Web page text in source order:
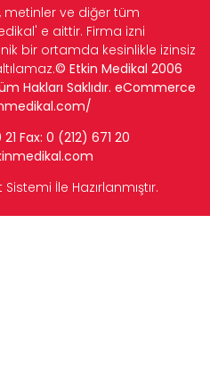
metinler ve diğer tüm
e aittir. Firma izni
bir ortamda kesinlikle izinsiz
© Etkin Medikal 2006
Hakları Saklıdır. eCommerce
Fax: 0 (212) 671 20
Sistemi İle Hazırlanmıştır.